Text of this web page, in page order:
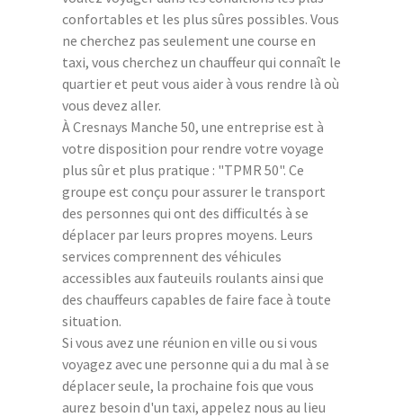
confortables et les plus sûres possibles. Vous
ne cherchez pas seulement une course en
taxi, vous cherchez un chauffeur qui connaît le
quartier et peut vous aider à vous rendre là où
vous devez aller.
À Cresnays Manche 50, une entreprise est à
votre disposition pour rendre votre voyage
plus sûr et plus pratique : "TPMR 50". Ce
groupe est conçu pour assurer le transport
des personnes qui ont des difficultés à se
déplacer par leurs propres moyens. Leurs
services comprennent des véhicules
accessibles aux fauteuils roulants ainsi que
des chauffeurs capables de faire face à toute
situation.
Si vous avez une réunion en ville ou si vous
voyagez avec une personne qui a du mal à se
déplacer seule, la prochaine fois que vous
aurez besoin d'un taxi, appelez nous au lieu